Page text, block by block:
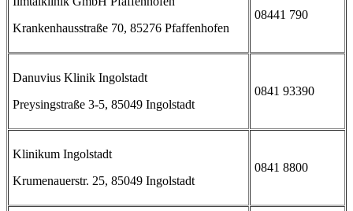
Krankenhausstraße 70, 85276 Pfaffenhofen
08441 790
Danuvius Klinik Ingolstadt
Preysingstraße 3-5, 85049 Ingolstadt
0841 93390
Klinikum Ingolstadt
Krumenauerstr. 25, 85049 Ingolstadt
0841 8800